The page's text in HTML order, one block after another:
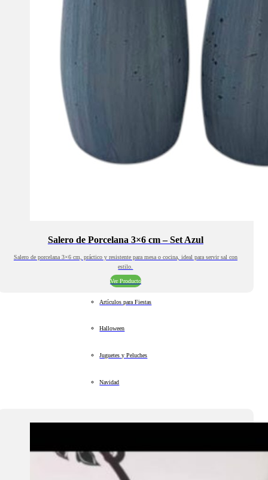
Salero de Porcelana 3×6 cm – Set Azul
Salero de porcelana 3×6 cm, práctico y resistente para mesa o cocina, ideal para servir sal con
estilo.
Ver Producto
Artículos para Fiestas
Halloween
Juguetes y Peluches
Navidad